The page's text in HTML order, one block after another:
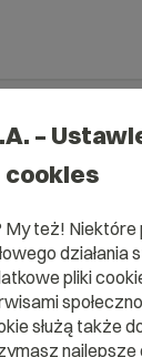
what
to you in
–
cookies
też! Niektóre
działania
pliki
służą także